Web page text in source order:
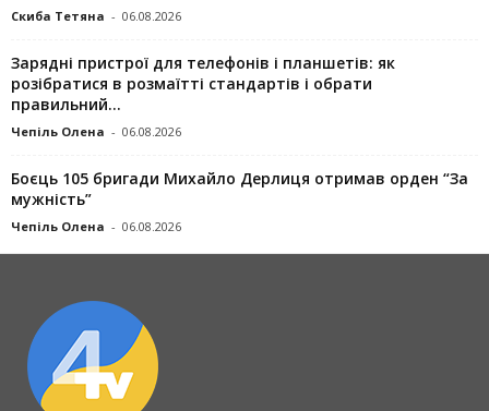
Скиба Тетяна - 06.08.2026
Зарядні пристрої для телефонів і планшетів: як
розібратися в розмаїтті стандартів і обрати
правильний...
Чепіль Олена - 06.08.2026
Боєць 105 бригади Михайло Дерлиця отримав орден “За
мужність”
Чепіль Олена - 06.08.2026